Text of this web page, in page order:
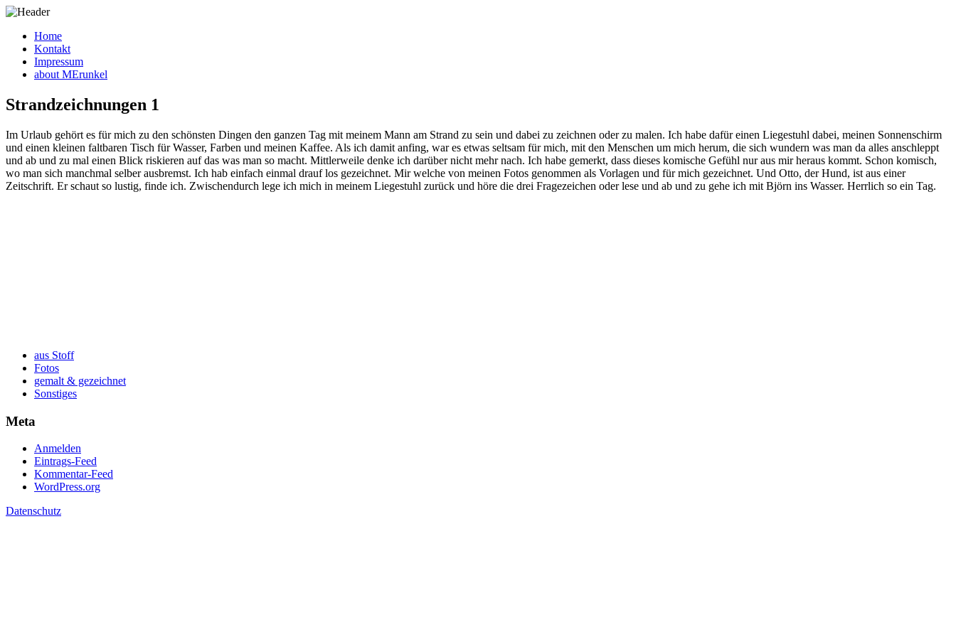
Home
Kontakt
Impressum
about MErunkel
Strandzeichnungen 1
Im Urlaub gehört es für mich zu den schönsten Dingen den ganzen Tag mit meinem Mann am Strand zu sein und dabei zu zeichnen oder zu malen. Ich habe dafür einen Liegestuhl dabei, meinen Sonnenschirm
und einen kleinen faltbaren Tisch für Wasser, Farben und meinen Kaffee. Als ich damit anfing, war es etwas seltsam für mich, mit den Menschen um mich herum, die sich wundern was man da alles anschleppt
und ab und zu mal einen Blick riskieren auf das was man so macht. Mittlerweile denke ich darüber nicht mehr nach. Ich habe gemerkt, dass dieses komische Gefühl nur aus mir heraus kommt. Schon komisch,
wo man sich manchmal selber ausbremst. Ich hab einfach einmal drauf los gezeichnet. Mir welche von meinen Fotos genommen als Vorlagen und für mich gezeichnet. Und Otto, der Hund, ist aus einer
Zeitschrift. Er schaut so lustig, finde ich. Zwischendurch lege ich mich in meinem Liegestuhl zurück und höre die drei Fragezeichen oder lese und ab und zu gehe ich mit Björn ins Wasser. Herrlich so ein Tag.
aus Stoff
Fotos
gemalt & gezeichnet
Sonstiges
Meta
Anmelden
Eintrags-Feed
Kommentar-Feed
WordPress.org
Datenschutz